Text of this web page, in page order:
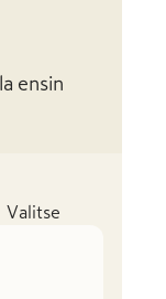
ensin
Valitse